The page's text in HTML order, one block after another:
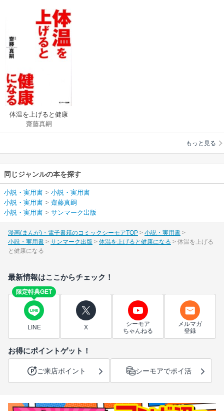
体温を上げると健康
になる
齋藤真嗣
もっと見る
同じジャンルの本を探す
小説・実用書 > 小説・実用書
小説・実用書 > 齋藤真嗣
小説・実用書 > サンマーク出版
漫画(まんが)・電子書籍のコミックシーモアTOP
小説・実用書
小説・実用書
サンマーク出版 体温を上げると健康になる
体温を上げる
と健康になる
最新情報はここからチェック！
限定特典GET
LINE X
シーモア
ちゃんねる
メルマガ
登録
お得にポイントゲット！
ご来店ポイント シーモアでポイ活